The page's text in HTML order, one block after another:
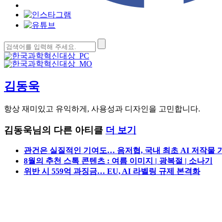
검
색:
김동욱
항상 재미있고 유익하게, 사용성과 디자인을 고민합니다.